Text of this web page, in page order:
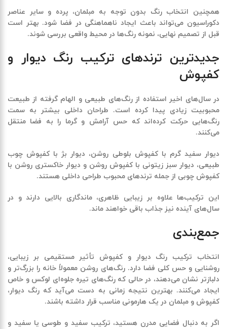
همچنین انتخاب رنگ بدون توجه به مبلمان، پرده و سایر عناصر
دکوراسیون می‌تواند باعث ایجاد ناهماهنگی در فضا شود. بهتر است
قبل از تصمیم نهایی، نمونه رنگ‌ها در محیط واقعی بررسی شوند.
جدیدترین ترندهای ترکیب رنگ دیوار و
کفپوش
در سال‌های اخیر استفاده از رنگ‌های طبیعی و الهام گرفته از طبیعت
محبوبیت زیادی پیدا کرده است. طراحان داخلی بیشتر به سمت
رنگ‌هایی حرکت کرده‌اند که حس آرامش و گرما را به فضا منتقل
می‌کنند.
دیوار سفید گرم با کفپوش بلوطی روشن، دیوار بژ با کفپوش چوب
طبیعی، دیوار سبز زیتونی با کفپوش روشن و دیوار خاکستری روشن با
کفپوش چوبی از جمله ترندهای محبوب طراحی داخلی هستند.
این ترکیب‌ها علاوه بر زیبایی ظاهری، ماندگاری بالایی دارند و در
سال‌های آینده نیز جذاب باقی خواهند ماند.
جمع‌بندی
انتخاب ترکیب رنگ دیوار و کفپوش تأثیر مستقیمی بر زیبایی،
روشنایی و حس کلی فضا دارد. رنگ‌های روشن معمولاً خانه را بزرگ‌تر و
دلبازتر نشان می‌دهند، در حالی که رنگ‌های تیره جلوه‌ای لوکس و خاص
ایجاد می‌کنند. بهترین نتیجه زمانی به دست می‌آید که رنگ دیوار،
کفپوش و مبلمان در یک هارمونی مناسب قرار داشته باشند.
اگر به دنبال فضایی مدرن هستید، ترکیب سفید و طوسی یا سفید و